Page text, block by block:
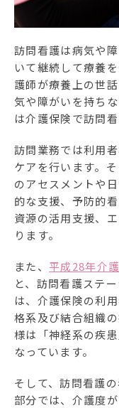
訪問看護は病気や
いて継続して療養
護師が療養上の世
気や障がいを持ち
は介護保険で訪問
訪問業務では利用
ケアを行います。
のアセスメントや
的な支援、予防的
資源の活用支援、
ります。
また、平成28年介
と、訪問看護ステ
は、介護保険の利
格系及び結合組織
様は「神経系の疾
なっています。
そして、訪問看護
部分では、介護度